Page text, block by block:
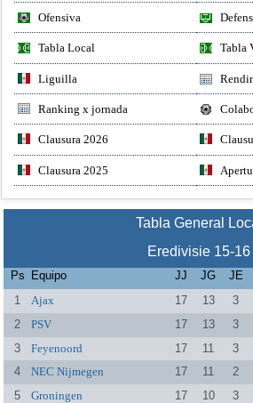
Ofensiva
Tabla Local Tabla
Liguilla
Ranking x jornada
Clausura 2026
Clausura 2025
Tabla General
Eredivisie 15-16
Ps Equipo JJ JG JE
1
Ajax 17 13 3
2
PSV 17 13 3
3
Feyenoord 17 11 3
4
NEC Nijmegen 17 11 2
5
Groningen 17 10 3